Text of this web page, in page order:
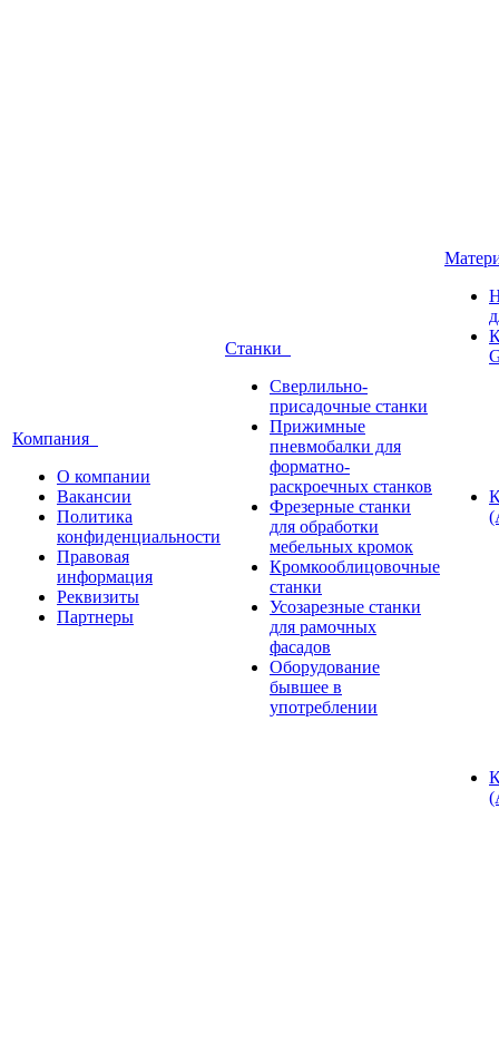
Компания
О компании
Вакансии
Политика
конфиденциальности
Правовая
информация
Реквизиты
Партнеры
Станки
Сверлильно-
присадочные станки
Прижимные
пневмобалки для
форматно-
раскроечных станков
Фрезерные станки
для обработки
мебельных кромок
Кромкооблицовочные
станки
Усозарезные станки
для рамочных
фасадов
Оборудование
бывшее в
употреблении